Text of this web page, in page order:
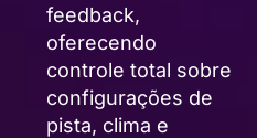
feedback,
oferecendo
controle total sobre
configurações de
pista, clima e